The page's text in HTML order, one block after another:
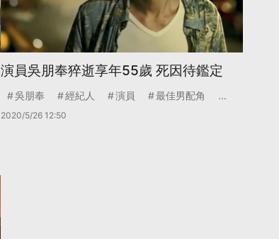
演員吳朋奉猝逝享年55歲 死因待鑑定
吳朋奉 經紀人 演員 最佳男配角 ...
2020/5/26 12:50